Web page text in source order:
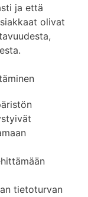
ja että
olivat
tietoturvan